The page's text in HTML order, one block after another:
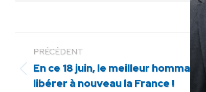
PRÉCÉDENT
Article
précédent
En ce 18 juin, le meilleur hommage :
libérer à nouveau la France !